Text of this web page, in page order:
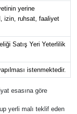
yerine
izin, ruhsat, faaliyet
Satış Yeri Yeterlilik
istenmektedir.
esasına göre
yerli malı teklif eden